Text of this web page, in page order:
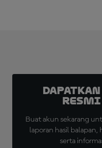
Resmi
Buat akun sekarang
laporan hasil
serta